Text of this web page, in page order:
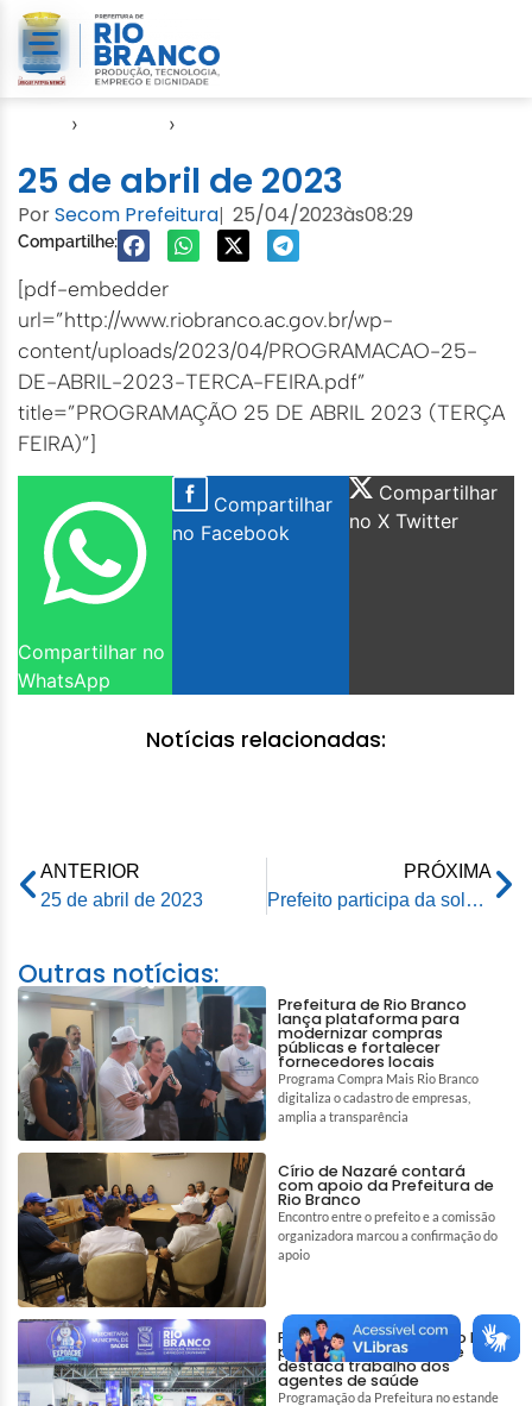
› ›
25 de abril de 2023
PorSecom Prefeitura| 25/04/2023às08:29
Compartilhe:
[pdf-embedder
url=”http://www.riobranco.ac.gov.br/wp-
content/uploads/2023/04/PROGRAMACAO-25-
DE-ABRIL-2023-TERCA-FEIRA.pdf”
title=”PROGRAMAÇÃO 25 DE ABRIL 2023 (TERÇA
FEIRA)”]
Compartilhar no
WhatsApp
Compartilhar
no Facebook
Compartilhar
no X Twitter
Notícias relacionadas:
ANTERIOR
25 de abril de 2023
PRÓXIMA
Prefeito participa da solenidade de promoção de oficiais e praças da Polícia Militar e Corpo de Bombeiros
Outras notícias:
Prefeitura de Rio Branco
lança plataforma para
modernizar compras
públicas e fortalecer
fornecedores locais
Programa Compra Mais Rio Branco
digitaliza o cadastro de empresas,
amplia a transparência
Círio de Nazaré contará
com apoio da Prefeitura de
Rio Branco
Encontro entre o prefeito e a comissão
organizadora marcou a confirmação do
apoio
Prefeitura de Rio Branco leva
prevenção à Expoacre e
destaca trabalho dos
agentes de saúde
Programação da Prefeitura no estande